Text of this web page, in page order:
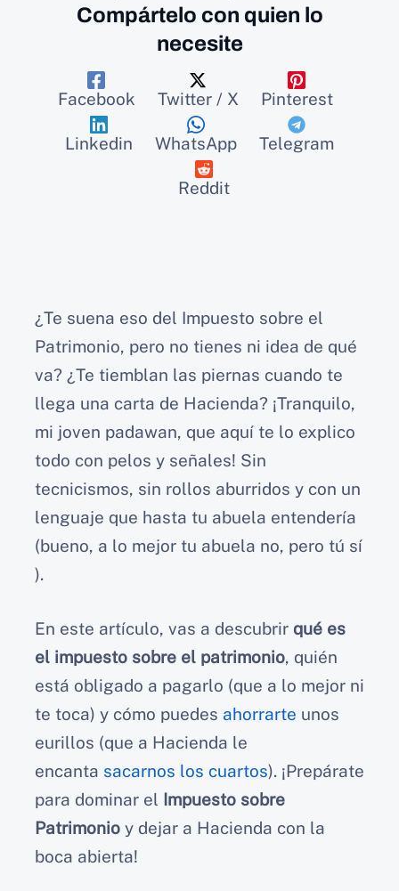
Compártelo con quien lo
necesite
Facebook Twitter / X Pinterest
Linkedin WhatsApp Telegram
Reddit
¿Te suena eso del Impuesto sobre el
Patrimonio, pero no tienes ni idea de qué
va? ¿Te tiemblan las piernas cuando te
llega una carta de Hacienda? ¡Tranquilo,
mi joven padawan, que aquí te lo explico
todo con pelos y señales! Sin
tecnicismos, sin rollos aburridos y con un
lenguaje que hasta tu abuela entendería
(bueno, a lo mejor tu abuela no, pero tú sí
).
En este artículo, vas a descubrir qué es
el impuesto sobre el patrimonio, quién
está obligado a pagarlo (que a lo mejor ni
te toca) y cómo puedes ahorrarte unos
eurillos (que a Hacienda le
encanta sacarnos los cuartos). ¡Prepárate
para dominar el Impuesto sobre
Patrimonio y dejar a Hacienda con la
boca abierta!